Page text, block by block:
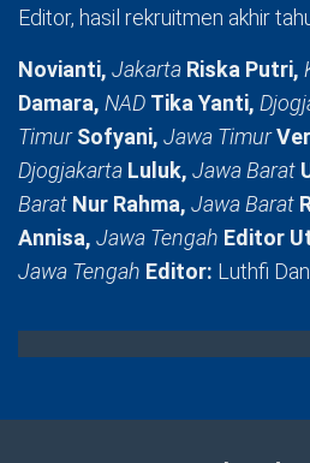
Editor, hasil rekruitmen akhir
Novianti, Jakarta Riska Putri,
Damara, NAD Tika Yanti,
TimurSofyani, Jawa Timur
Djogjakarta Luluk, Jawa Barat
Barat Nur Rahma, Jawa Barat
Annisa, Jawa Tengah Editor
Jawa Tengah Editor: Luthfi